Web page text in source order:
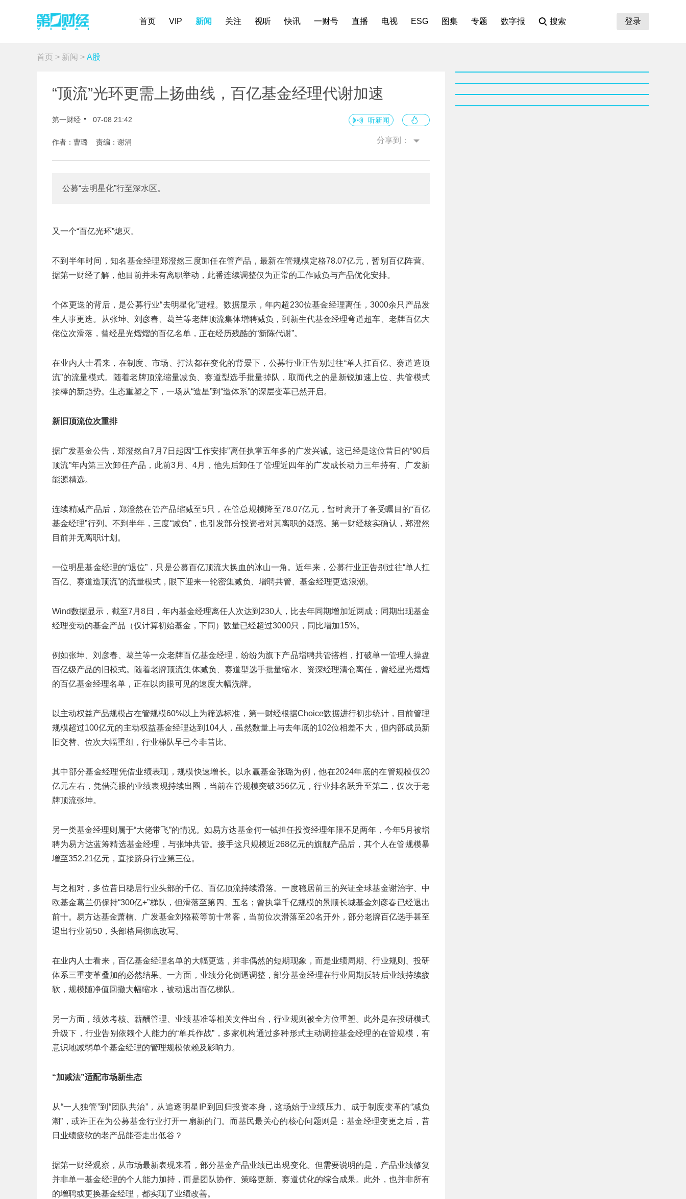
首页 VIP 新闻 关注 视听 快讯 一财号 直播 电视 ESG 图集 专题 数字报 搜索 登录
首页 > 新闻 > A股
“顶流”光环更需上扬曲线，百亿基金经理代谢加速
第一财经 07-08 21:42 听新闻
作者：曹璐 责编：谢涓 分享到：
公募“去明星化”行至深水区。
又一个“百亿光环”熄灭。
不到半年时间，知名基金经理郑澄然三度卸任在管产品，最新在管规模定格78.07亿元，暂别百亿阵营。
据第一财经了解，他目前并未有离职举动，此番连续调整仅为正常的工作减负与产品优化安排。
个体更迭的背后，是公募行业“去明星化”进程。数据显示，年内超230位基金经理离任，3000余只产品发
生人事更迭。从张坤、刘彦春、葛兰等老牌顶流集体增聘减负，到新生代基金经理弯道超车、老牌百亿大
佬位次滑落，曾经星光熠熠的百亿名单，正在经历残酷的“新陈代谢”。
在业内人士看来，在制度、市场、打法都在变化的背景下，公募行业正告别过往“单人扛百亿、赛道造顶
流”的流量模式。随着老牌顶流缩量减负、赛道型选手批量掉队，取而代之的是新锐加速上位、共管模式
接棒的新趋势。生态重塑之下，一场从“造星”到“造体系”的深层变革已然开启。
新旧顶流位次重排
据广发基金公告，郑澄然自7月7日起因“工作安排”离任执掌五年多的广发兴诚。这已经是这位昔日的“90后
顶流”年内第三次卸任产品，此前3月、4月，他先后卸任了管理近四年的广发成长动力三年持有、广发新
能源精选。
连续精减产品后，郑澄然在管产品缩减至5只，在管总规模降至78.07亿元，暂时离开了备受瞩目的“百亿
基金经理”行列。不到半年，三度“减负”，也引发部分投资者对其离职的疑惑。第一财经核实确认，郑澄然
目前并无离职计划。
一位明星基金经理的“退位”，只是公募百亿顶流大换血的冰山一角。近年来，公募行业正告别过往“单人扛
百亿、赛道造顶流”的流量模式，眼下迎来一轮密集减负、增聘共管、基金经理更迭浪潮。
Wind数据显示，截至7月8日，年内基金经理离任人次达到230人，比去年同期增加近两成；同期出现基金
经理变动的基金产品（仅计算初始基金，下同）数量已经超过3000只，同比增加15%。
例如张坤、刘彦春、葛兰等一众老牌百亿基金经理，纷纷为旗下产品增聘共管搭档，打破单一管理人操盘
百亿级产品的旧模式。随着老牌顶流集体减负、赛道型选手批量缩水、资深经理清仓离任，曾经星光熠熠
的百亿基金经理名单，正在以肉眼可见的速度大幅洗牌。
以主动权益产品规模占在管规模60%以上为筛选标准，第一财经根据Choice数据进行初步统计，目前管理
规模超过100亿元的主动权益基金经理达到104人，虽然数量上与去年底的102位相差不大，但内部成员新
旧交替、位次大幅重组，行业梯队早已今非昔比。
其中部分基金经理凭借业绩表现，规模快速增长。以永赢基金张璐为例，他在2024年底的在管规模仅20
亿元左右，凭借亮眼的业绩表现持续出圈，当前在管规模突破356亿元，行业排名跃升至第二，仅次于老
牌顶流张坤。
另一类基金经理则属于“大佬带飞”的情况。如易方达基金何一铖担任投资经理年限不足两年，今年5月被增
聘为易方达蓝筹精选基金经理，与张坤共管。接手这只规模近268亿元的旗舰产品后，其个人在管规模暴
增至352.21亿元，直接跻身行业第三位。
与之相对，多位昔日稳居行业头部的千亿、百亿顶流持续滑落。一度稳居前三的兴证全球基金谢治宇、中
欧基金葛兰仍保持“300亿+”梯队，但滑落至第四、五名；曾执掌千亿规模的景顺长城基金刘彦春已经退出
前十。易方达基金萧楠、广发基金刘格菘等前十常客，当前位次滑落至20名开外，部分老牌百亿选手甚至
退出行业前50，头部格局彻底改写。
在业内人士看来，百亿基金经理名单的大幅更迭，并非偶然的短期现象，而是业绩周期、行业规则、投研
体系三重变革叠加的必然结果。一方面，业绩分化倒逼调整，部分基金经理在行业周期反转后业绩持续疲
软，规模随净值回撤大幅缩水，被动退出百亿梯队。
另一方面，绩效考核、薪酬管理、业绩基准等相关文件出台，行业规则被全方位重塑。此外是在投研模式
升级下，行业告别依赖个人能力的“单兵作战”，多家机构通过多种形式主动调控基金经理的在管规模，有
意识地减弱单个基金经理的管理规模依赖及影响力。
“加减法”适配市场新生态
从“一人独管”到“团队共治”，从追逐明星IP到回归投资本身，这场始于业绩压力、成于制度变革的“减负
潮”，或许正在为公募基金行业打开一扇新的门。而基民最关心的核心问题则是：基金经理变更之后，昔
日业绩疲软的老产品能否走出低谷？
据第一财经观察，从市场最新表现来看，部分基金产品业绩已出现变化。但需要说明的是，产品业绩修复
并非单一基金经理的个人能力加持，而是团队协作、策略更新、赛道优化的综合成果。此外，也并非所有
的增聘或更换基金经理，都实现了业绩改善。